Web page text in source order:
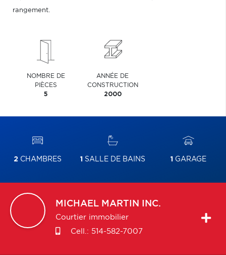
rangement.
NOMBRE DE
PIÈCES
5
ANNÉE DE
CONSTRUCTION
2000
2 CHAMBRES 1 SALLE DE BAINS 1 GARAGE
MICHAEL MARTIN INC.
Courtier immobilier
Cell.: 514-582-7007